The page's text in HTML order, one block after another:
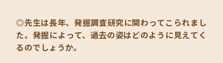
◎先生は長年、発掘調査研究に関わってこられまし
た。発掘によって、過去の姿はどのように見えてく
るのでしょうか。